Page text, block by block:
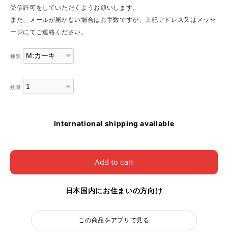
受信許可をしていただくようお願いします。
また、メールが届かない場合はお手数ですが、上記アドレス又はメッセ
ージにてご連絡ください。
種類
数量
International shipping available
Add to cart
日本国内にお住まいの方向け
この商品をアプリで見る